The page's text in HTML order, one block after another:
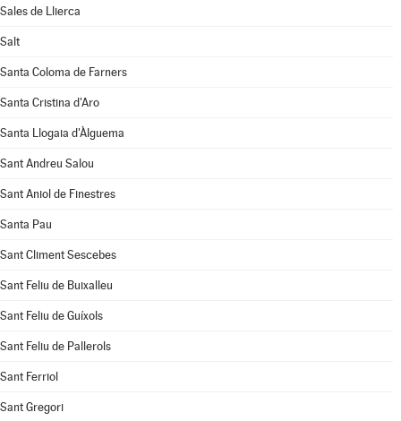
Sales de Llierca
Salt
Santa Coloma de Farners
Santa Cristina d'Aro
Santa Llogaia d'Àlguema
Sant Andreu Salou
Sant Aniol de Finestres
Santa Pau
Sant Climent Sescebes
Sant Feliu de Buixalleu
Sant Feliu de Guíxols
Sant Feliu de Pallerols
Sant Ferriol
Sant Gregori